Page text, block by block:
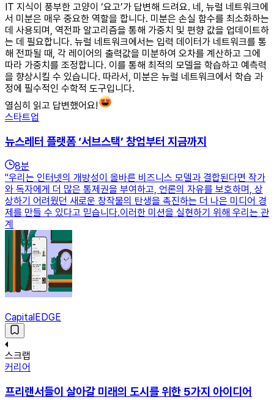
IT 지식이 풍부한 고양이 ‘요고’가 답변해 드려요. 네, 뉴럴 네트워크에
서 미분은 매우 중요한 역할을 합니다. 미분은 손실 함수를 최소화하는
데 사용되며, 역전파 알고리즘을 통해 가중치 및 편향 값을 업데이트하
는 데 필요합니다. 뉴럴 네트워크에서는 입력 데이터가 네트워크를 통
해 전파될 때, 각 레이어의 출력값을 미분하여 오차를 계산하고 그에
따라 가중치를 조정합니다. 이를 통해 최적의 모델을 학습하고 예측력
을 향상시킬 수 있습니다. 따라서, 미분은 뉴럴 네트워크에서 학습 과
정에 필수적인 수학적 도구입니다.
열심히 읽고 답변했어요!
스타트업
뉴스레터 플랫폼 ‘서브스택’ 창업부터 지금까지
8분
"우리는 인터넷의 개방성이 올바른 비즈니스 모델과 결합된다면 작가
와 독자에게 더 많은 통제권을 부여하고, 언론의 자유를 보호하며, 상
상하기 어려웠던 새로운 창작물의 탄생을 촉진하는 더 나은 미디어 경
제를 만들 수 있다고 믿습니다.이러한 미션을 실현하기 위해 우리는 관
계
CapitalEDGE
스크랩
커리어
프리랜서들이 살아갈 미래의 도시를 위한 5가지 아이디어